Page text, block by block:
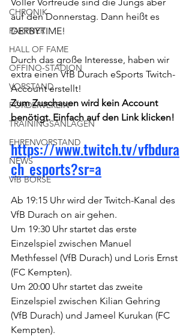
CHRONIK
PARTNER
HALL OF FAME
OFFINO-STADION
VORSTAND
FÖRDERVEREIN
TRAININGSANLAGEN
EHRENVORSTAND
NEWS
VfB BÖRSE
auf den Donnerstag. Dann heißt es
DERBYTIME!
Durch das große Interesse, haben wir
extra einen VfB Durach eSports Twitch-
Account erstellt!
Zum Zuschauen wird kein Account
benötigt. Einfach auf den Link klicken!
https://www.twitch.tv/vfbdura
ch_esports?sr=a
Ab 19:15 Uhr wird der Twitch-Kanal des
VfB Durach on air gehen.
Um 19:30 Uhr startet das erste
Einzelspiel zwischen Manuel
Methfessel (VfB Durach) und Loris Ernst
(FC Kempten).
Um 20:00 Uhr startet das zweite
Einzelspiel zwischen Kilian Gehring
(VfB Durach) und Jameel Kurukan (FC
Kempten).